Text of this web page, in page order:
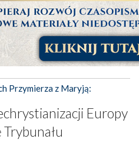
Przymierza z Maryją:
Europy